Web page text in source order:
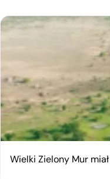
Wielki Zielony Mur